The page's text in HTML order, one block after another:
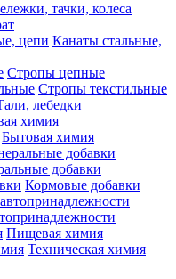
тачки, колеса
Канаты стальные,
Стропы цепные
Стропы текстильные
лебедки
химия
Бытовая химия
добавки
Кормовые добавки
Пищевая химия
Техническая химия